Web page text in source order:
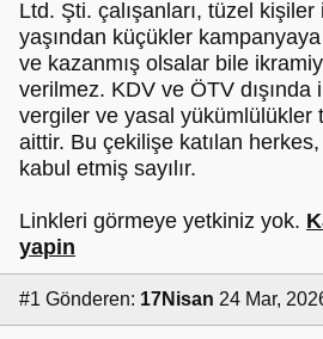
Ltd. Şti. çalışanları, tüzel kişiler
yaşından küçükler kampanyaya
ve kazanmış olsalar bile
verilmez. KDV ve ÖTV
vergiler ve yasal yükümlülükler
aittir. Bu çekilişe katılan herkes,
kabul etmiş sayılır.
Linkleri görmeye yetkiniz yok.
yapin
#1 Gönderen: 17Nisan 24 Mar,